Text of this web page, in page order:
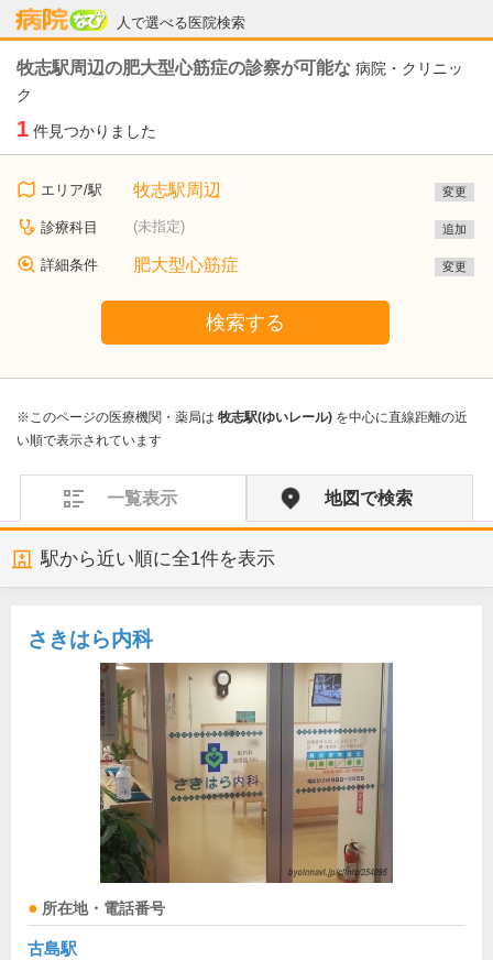
人で選べる医院検索
病院なび
牧志駅周辺の肥大型心筋症の診察が可能な 病院・クリニッ
ク
1 件見つかりました
エリア/駅 牧志駅周辺 変更
診療科目 (未指定) 追加
詳細条件 肥大型心筋症 変更
検索する
※このページの医療機関・薬局は 牧志駅(ゆいレール) を中心に直線距離の近
い順で表示されています
一覧表示 地図で検索
駅から近い順に全1件を表示
さきはら内科
所在地・電話番号
古島駅